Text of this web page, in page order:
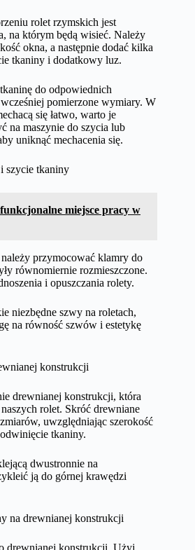
rolet rzymskich jest
na którym będą wisieć. Należy
okna, a następnie dodać kilka
tkaniny i dodatkowy luz.
do odpowiednich
pomierzone wymiary. W
się łatwo, warto je
na maszynie do szycia lub
uniknąć mechacenia się.
szycie tkaniny
miejsce pracy w
przymocować klamry do
równomiernie rozmieszczone.
i opuszczania rolety.
niezbędne szwy na roletach,
na równość szwów i estetykę
konstrukcji
drewnianej konstrukcji, która
rolet. Skróć drewniane
uwzględniając szerokość
tkaniny.
dwustronnie na
ją do górnej krawędzi
na drewnianej konstrukcji
drewnianej konstrukcji. Użyj